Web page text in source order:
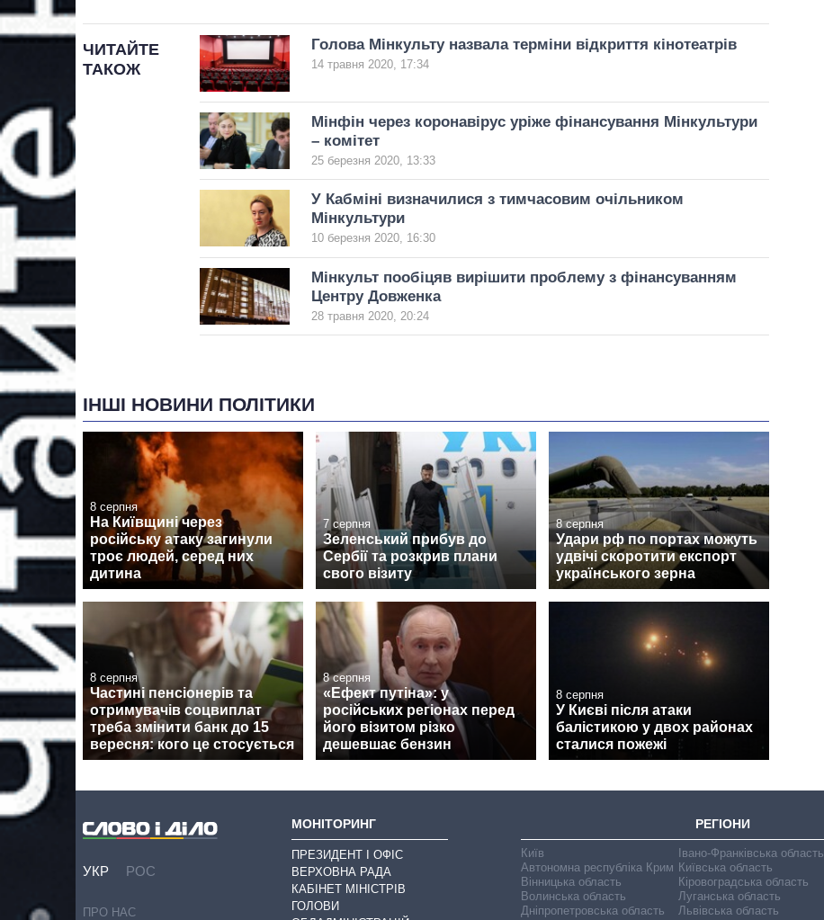
ЧИТАЙТЕ
ТАКОЖ
Голова Мінкульту назвала терміни відкриття кінотеатрів
14 травня 2020, 17:34
Мінфін через коронавірус уріже фінансування Мінкультури
– комітет
25 березня 2020, 13:33
У Кабміні визначилися з тимчасовим очільником
Мінкультури
10 березня 2020, 16:30
Мінкульт пообіцяв вирішити проблему з фінансуванням
Центру Довженка
28 травня 2020, 20:24
ІНШІ НОВИНИ ПОЛІТИКИ
8 серпня
На Київщині через
російську атаку загинули
троє людей, серед них
дитина
7 серпня
Зеленський прибув до
Сербії та розкрив плани
свого візиту
8 серпня
Удари рф по портах можуть
удвічі скоротити експорт
українського зерна
8 серпня
Частині пенсіонерів та
отримувачів соцвиплат
треба змінити банк до 15
вересня: кого це стосується
8 серпня
«Ефект путіна»: у
російських регіонах перед
його візитом різко
дешевшає бензин
8 серпня
У Києві після атаки
балістикою у двох районах
сталися пожежі
УКР РОС
ПРО НАС
МОНІТОРИНГ
ПРЕЗИДЕНТ І ОФІС
ВЕРХОВНА РАДА
КАБІНЕТ МІНІСТРІВ
ГОЛОВИ
РЕГІОНИ
Київ
Автономна республіка Крим
Вінницька область
Волинська область
Дніпропетровська область
Івано-Франківська область
Київська область
Кіровоградська область
Луганська область
Львівська область